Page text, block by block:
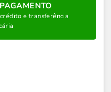
e transferência